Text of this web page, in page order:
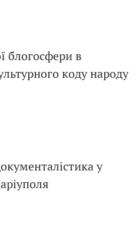
блогосфери в
коду народу
у